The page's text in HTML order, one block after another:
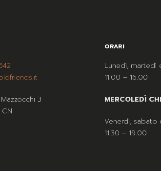
3
ORARI
Lunedì, martedì
11.00 – 16.00
MERCOLEDÌ
Venerdì, sabato
11.30 – 19.00